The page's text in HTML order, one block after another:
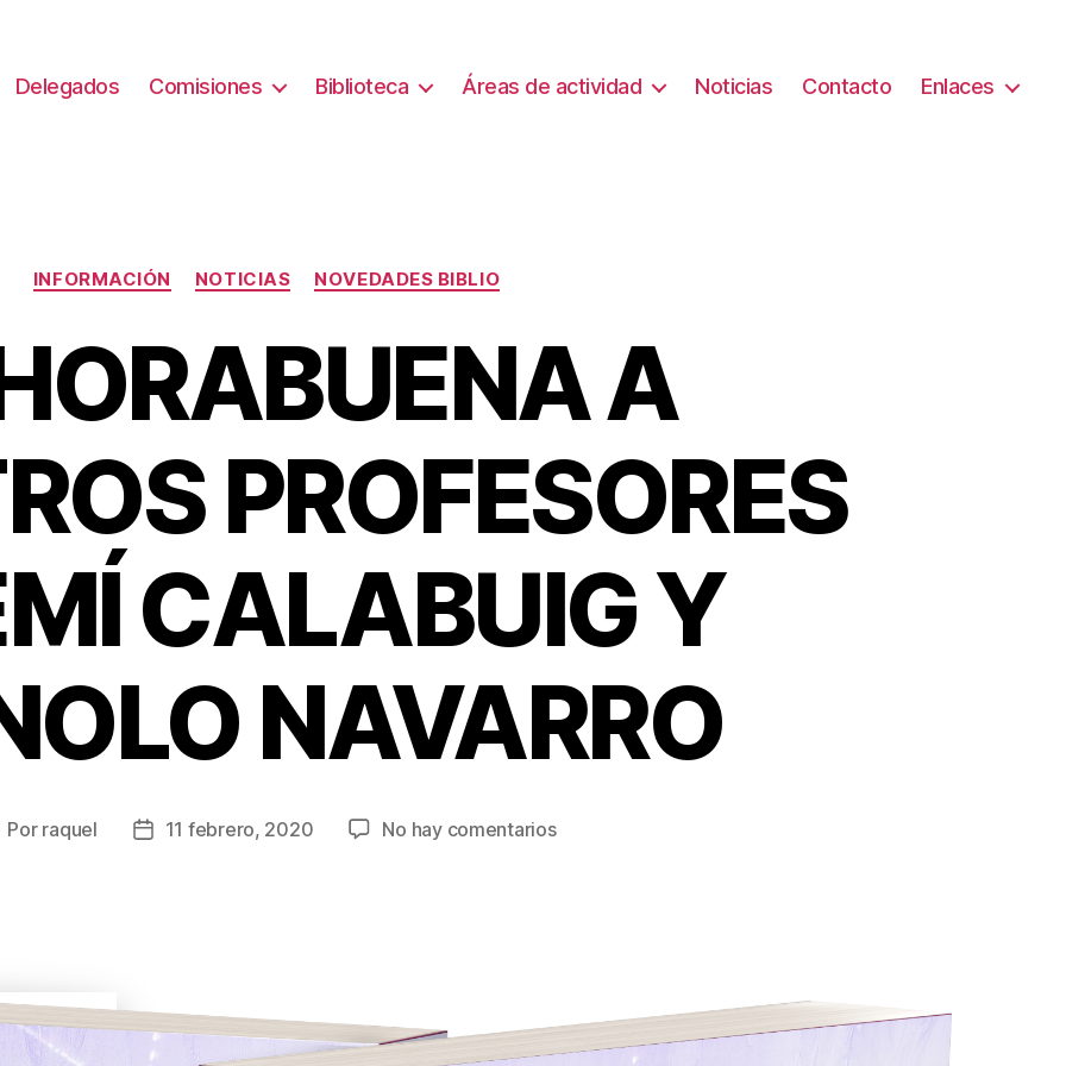
Delegados Comisiones Biblioteca Áreas de actividad Noticias Contacto Enlaces
Categorías
INFORMACIÓN NOTICIAS NOVEDADES BIBLIO
A
PROFESORES
CALABUIG Y
NAVARRO
Por raquel
Fecha11 febrero, 2020 No hay comentariosen
Y
MANOLO